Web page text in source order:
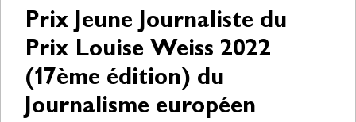
Prix Jeune Journaliste du
Prix Louise Weiss 2022
(17ème édition) du
Journalisme européen